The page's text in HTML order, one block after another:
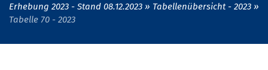
Erhebung 2023 - Stand 08.12.2023
Tabellenübersicht - 2023
Tabelle 70 - 2023